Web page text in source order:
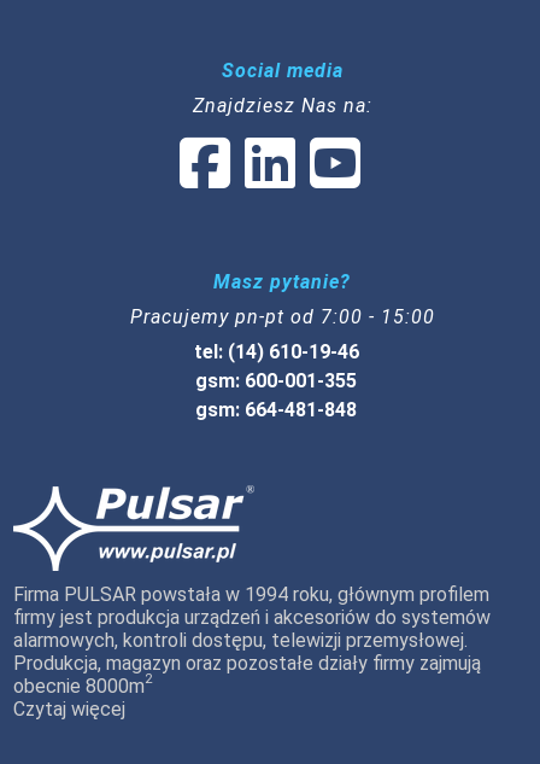
Social media
Znajdziesz Nas na:
Masz pytanie?
Pracujemy pn-pt od 7:00 - 15:00
tel: (14) 610-19-46
gsm: 600-001-355
gsm: 664-481-848
Firma PULSAR powstała w 1994 roku, głównym profilem
firmy jest produkcja urządzeń i akcesoriów do systemów
alarmowych, kontroli dostępu, telewizji przemysłowej.
Produkcja, magazyn oraz pozostałe działy firmy zajmują
obecnie 8000m2
Czytaj więcej